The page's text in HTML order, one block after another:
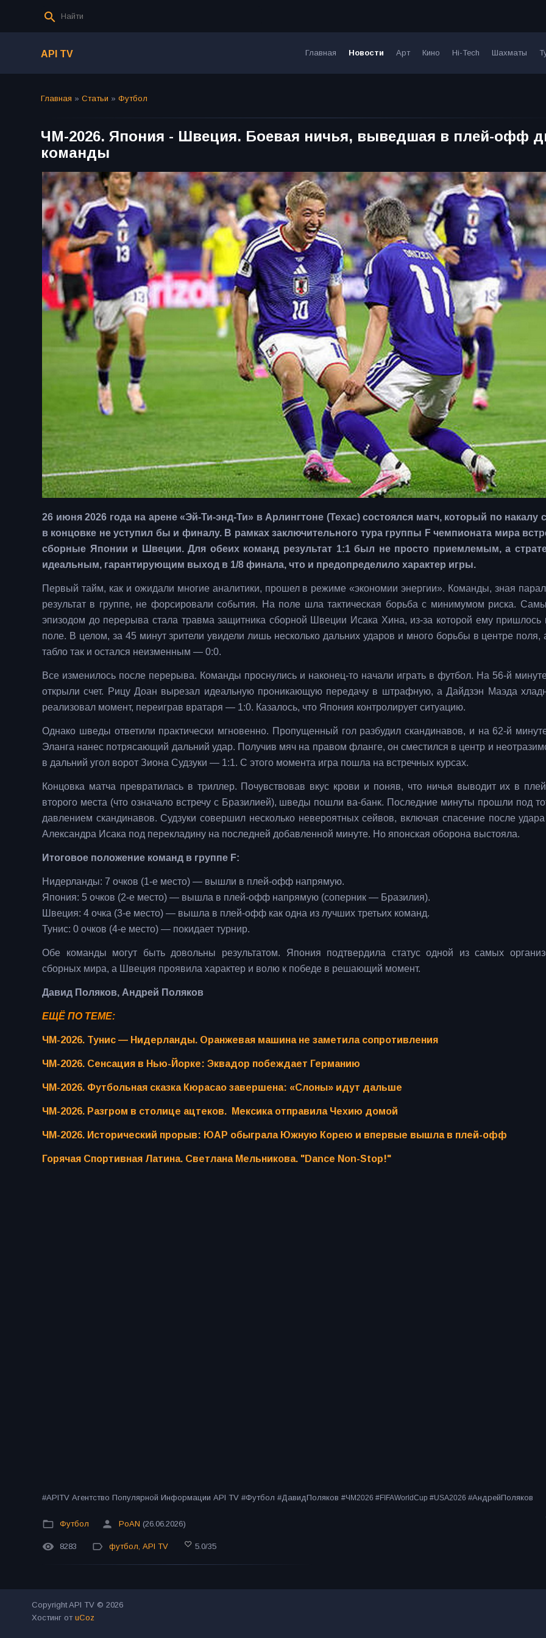
API TV Главная Новости Арт Кино Hi-Tech Шахматы
Главная » Статьи » Футбол
ЧМ-2026. Япония - Швеция. Боевая ничья, выведшая в плей-офф
команды
26 июня 2026 года на арене «Эй-Ти-энд-Ти» в Арлингтоне (Техас) состоялся матч, который по накалу
в концовке не уступил бы и финалу. В рамках заключительного тура группы F чемпионата мира
сборные Японии и Швеции. Для обеих команд результат 1:1 был не просто приемлемым, а
идеальным, гарантирующим выход в 1/8 финала, что и предопределило характер игры.
Первый тайм, как и ожидали многие аналитики, прошел в режиме «экономии энергии». Команды, зная
результат в группе, не форсировали события. На поле шла тактическая борьба с минимумом риска.
эпизодом до перерыва стала травма защитника сборной Швеции Исака Хина, из-за которой ему пришлось
поле. В целом, за 45 минут зрители увидели лишь несколько дальних ударов и много борьбы в центре поля,
табло так и остался неизменным — 0:0.
Все изменилось после перерыва. Команды проснулись и наконец-то начали играть в футбол. На 56-й
открыли счет. Рицу Доан вырезал идеальную проникающую передачу в штрафную, а Дайдзэн Маэда
реализовал момент, переиграв вратаря — 1:0. Казалось, что Япония контролирует ситуацию.
Однако шведы ответили практически мгновенно. Пропущенный гол разбудил скандинавов, и на 62-й
Эланга нанес потрясающий дальний удар. Получив мяч на правом фланге, он сместился в центр и
в дальний угол ворот Зиона Судзуки — 1:1. С этого момента игра пошла на встречных курсах.
Концовка матча превратилась в триллер. Почувствовав вкус крови и поняв, что ничья выводит их в
второго места (что означало встречу с Бразилией), шведы пошли ва-банк. Последние минуты прошли под
давлением скандинавов. Судзуки совершил несколько невероятных сейвов, включая спасение после
Александра Исака под перекладину на последней добавленной минуте. Но японская оборона выстояла.
Итоговое положение команд в группе F:
Нидерланды: 7 очков (1-е место) — вышли в плей-офф напрямую.
Япония: 5 очков (2-е место) — вышла в плей-офф напрямую (соперник — Бразилия).
Швеция: 4 очка (3-е место) — вышла в плей-офф как одна из лучших третьих команд.
Тунис: 0 очков (4-е место) — покидает турнир.
Обе команды могут быть довольны результатом. Япония подтвердила статус одной из самых
сборных мира, а Швеция проявила характер и волю к победе в решающий момент.
Давид Поляков, Андрей Поляков
ЕЩЁ ПО ТЕМЕ:
ЧМ-2026. Тунис — Нидерланды. Оранжевая машина не заметила сопротивления
ЧМ-2026. Сенсация в Нью-Йорке: Эквадор побеждает Германию
ЧМ-2026. Футбольная сказка Кюрасао завершена: «Слоны» идут дальше
ЧМ-2026. Разгром в столице ацтеков. Мексика отправила Чехию домой
ЧМ-2026. Исторический прорыв: ЮАР обыграла Южную Корею и впервые вышла в плей-офф
Горячая Спортивная Латина. Светлана Мельникова. "Dance Non-Stop!"
#APITV Агентство Популярной Информации API TV #Футбол #ДавидПоляков #ЧМ2026 #FIFAWorldCup #USA2026 #АндрейПоляков
Футбол PoAN (26.06.2026)
8283 футбол API TV 5.0/35
Copyright API TV © 2026
Хостинг от uCoz